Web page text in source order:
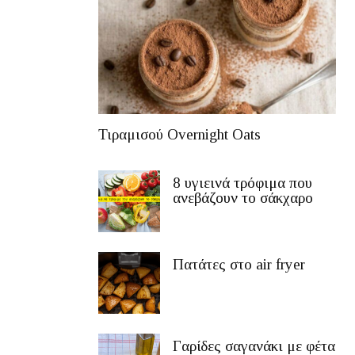
Τιραμισού Overnight Oats
8 υγιεινά τρόφιμα που
ανεβάζουν το σάκχαρο
Πατάτες στο air fryer
Γαρίδες σαγανάκι με φέτα